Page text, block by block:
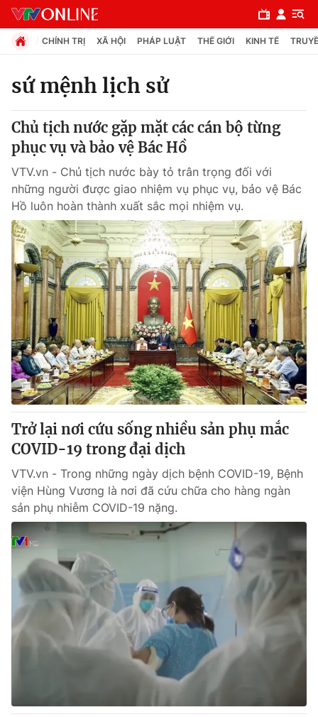
Chuyên mục
Chính trị
Xã hội
Pháp luật
Y tế
Thế giới
Tin tức
Thế giới đó đây
Câu chuyện quốc tế
Kinh tế
Tài chính
Thị trường
Góc doanh nghiệp
Dữ liệu và đời sống
Truyền hình
Hậu trường
Nhân vật
Khán giả
Giải sao mai
Giải trí
Điện ảnh
Âm nhạc
Đời sống
Du lịch
Làm đẹp
Chất lượng cuộc sống
Giáo dục
Tuyển sinh
Học trực tuyến
Công nghệ
Hitech Công nghệ tương lai
Sản phẩm
Tư vấn
Giao lưu trực tuyến
CHÍNH TRỊ XÃ HỘI PHÁP LUẬT THẾ GIỚI KINH TẾ
sứ mệnh lịch sử
Chủ tịch nước gặp mặt các cán bộ từng
phục vụ và bảo vệ Bác Hồ
VTV.vn - Chủ tịch nước bày tỏ trân trọng đối với
những người được giao nhiệm vụ phục vụ, bảo vệ Bác
Hồ luôn hoàn thành xuất sắc mọi nhiệm vụ.
Trở lại nơi cứu sống nhiều sản phụ mắc
COVID-19 trong đại dịch
VTV.vn - Trong những ngày dịch bệnh COVID-19, Bệnh
viện Hùng Vương là nơi đã cứu chữa cho hàng ngàn
sản phụ nhiễm COVID-19 nặng.